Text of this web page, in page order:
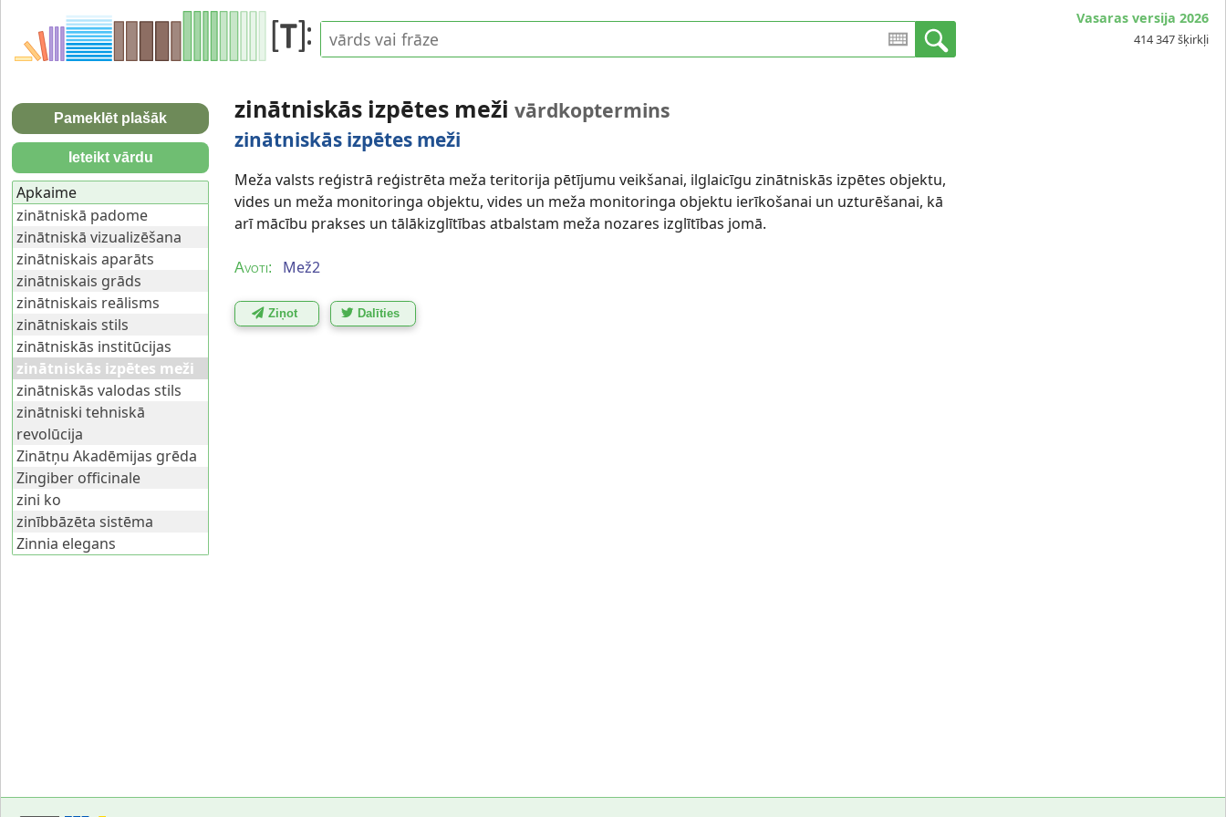
Vasaras versija 2026
414 347 šķirkļi
zinātniskās izpētes meži vārdkoptermins
zinātniskās izpētes meži
Meža valsts reģistrā reģistrēta meža teritorija pētījumu veikšanai, ilglaicīgu zinātniskās izpētes objektu,
vides un meža monitoringa objektu, vides un meža monitoringa objektu ierīkošanai un uzturēšanai, kā
arī mācību prakses un tālākizglītības atbalstam meža nozares izglītības jomā.
Avoti: Mež2
Ziņot Dalīties
Pameklēt plašāk
Ieteikt vārdu
Apkaime
zinātniskā padome
zinātniskā vizualizēšana
zinātniskais aparāts
zinātniskais grāds
zinātniskais reālisms
zinātniskais stils
zinātniskās institūcijas
zinātniskās izpētes meži
zinātniskās valodas stils
zinātniski tehniskā
revolūcija
Zinātņu Akadēmijas grēda
Zingiber officinale
zini ko
zinībbāzēta sistēma
Zinnia elegans